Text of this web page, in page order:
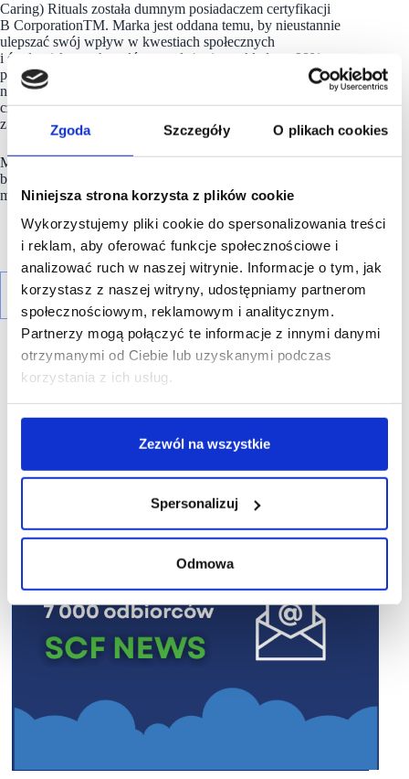
Zgoda Szczegóły O plikach cookies
Niniejsza strona korzysta z plików cookie
Wykorzystujemy pliki cookie do spersonalizowania treści
i reklam, aby oferować funkcje społecznościowe i
analizować ruch w naszej witrynie. Informacje o tym, jak
korzystasz z naszej witryny, udostępniamy partnerom
społecznościowym, reklamowym i analitycznym.
Partnerzy mogą połączyć te informacje z innymi danymi
otrzymanymi od Ciebie lub uzyskanymi podczas
korzystania z ich usług.
Zezwól na wszystkie
Spersonalizuj
Odmowa
Caring) Rituals została dumnym posiadaczem certyfikacji
B CorporationTM. Marka jest oddana temu, by nieustannie
ulepszać swój wpływ w kwestiach społecznych
i środowiskowych – główne założenia to składy w 90%
pochodzenia naturalnego oraz opakowania, które będą się
nadawały do ponownego napełnienia i/lub recyklingu,
czy wykonane z materiałów z recyklingu. Ponadto, Rituals
z zapałem wspiera 3 fundacje.
MarkaRitualschce być prekursorem wśród luksusowych
brandów, który udowodni, że piękno i dobre samopoczucie
mogą iść w parze ze zrównoważonym rozwojem.